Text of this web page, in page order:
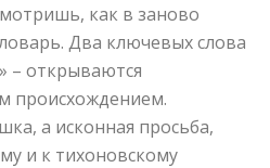
как в заново
Два ключевых слова
– открываются
происхождением.
а исконная просьба,
и к тихоновскому